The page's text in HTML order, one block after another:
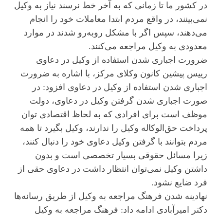
در کشور ما تا زمانی که به آخر خط نرسند نیاز به وکیل
نمی‌بینند، در واقع مردم ابتدا معاملات خود را انجام
می‌دهند، سپس اگر با مشکل روبه‌رو شدند در موارد
معدودی به وکیل مراجعه می‌کنند.
ضرورت اجباری شدن استفاده از وکیل در دعاوی
رییس پیشین کانون وکلای مرکز، با اشاره به ضرورت
اجباری شدن استفاده از وکیل در دعاوی افزود: در
صورت اجباری شدن گرفتن وکیل در دعاوی، دولت
موظف است برای افرادی که به لحاظ اقتصادی توان
پرداخت حق‌الوکاله وکیل را ندارند، وکیل بگیرد تا همه
مردم بتوانند با گرفتن وکیل دعاوی خود را دنبال کنند،
زیرا مسائل حقوقی بسیار تخصصی است و بدون
داشتن وکیل نمی‌توان انتظار داشت در دعاوی حقی از
فرد ضایع نشود.
نهادینه شدن فرهنگ مراجعه به وکیل از طریق رسانه‌ها
دکتر امیرآبادی ادامه داد: فرهنگ مراجعه به وکیل